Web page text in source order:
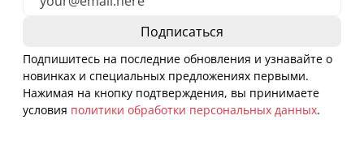
Подпишитесь на последние обновления и узнавайте о
новинках и специальных предложениях первыми.
Нажимая на кнопку подтверждения, вы принимаете
условия политики обработки персональных данных.